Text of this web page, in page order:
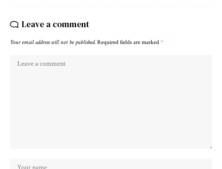
Leave a comment
Your email address will not be published. Required fields are marked *